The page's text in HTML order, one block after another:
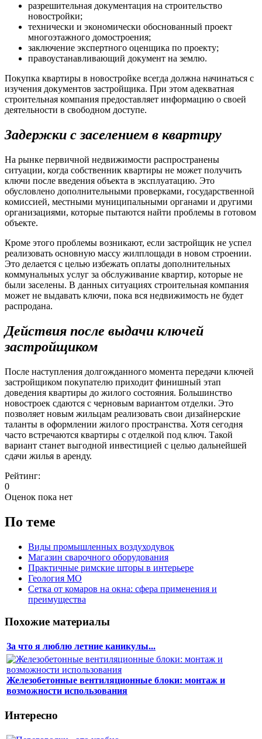
разрешительная документация на строительство
новостройки;
технически и экономически обоснованный проект
многоэтажного домостроения;
заключение экспертного оценщика по проекту;
правоустанавливающий документ на землю.
Покупка квартиры в новостройке всегда должна начинаться с
изучения документов застройщика. При этом адекватная
строительная компания предоставляет информацию о своей
деятельности в свободном доступе.
Задержки с заселением в квартиру
На рынке первичной недвижимости распространены
ситуации, когда собственник квартиры не может получить
ключи после введения объекта в эксплуатацию. Это
обусловлено дополнительными проверками, государственной
комиссией, местными муниципальными органами и другими
организациями, которые пытаются найти проблемы в готовом
объекте.
Кроме этого проблемы возникают, если застройщик не успел
реализовать основную массу жилплощади в новом строении.
Это делается с целью избежать оплаты дополнительных
коммунальных услуг за обслуживание квартир, которые не
были заселены. В данных ситуациях строительная компания
может не выдавать ключи, пока вся недвижимость не будет
распродана.
Действия после выдачи ключей
застройщиком
После наступления долгожданного момента передачи ключей
застройщиком покупателю приходит финишный этап
доведения квартиры до жилого состояния. Большинство
новостроек сдаются с черновым вариантом отделки. Это
позволяет новым жильцам реализовать свои дизайнерские
таланты в оформлении жилого пространства. Хотя сегодня
часто встречаются квартиры с отделкой под ключ. Такой
вариант станет выгодной инвестицией с целью дальнейшей
сдачи жилья в аренду.
Рейтинг:
0
Оценок пока нет
По теме
Виды промышленных воздуходувок
Магазин сварочного оборудования
Практичные римские шторы в интерьере
Геология МО
Сетка от комаров на окна: сфера применения и
преимущества
Похожие материалы
За что я люблю летние каникулы...
Железобетонные вентиляционные блоки: монтаж и
возможности использования
Интересно